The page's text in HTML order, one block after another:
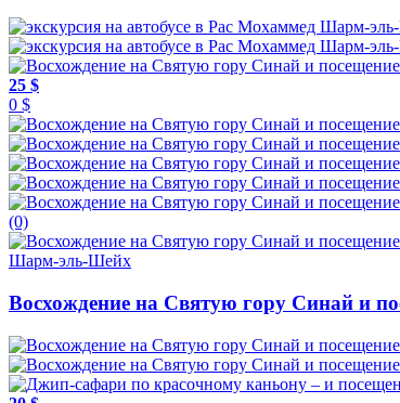
25 $
0 $
(0)
Шарм-эль-Шейх
Восхождение на Святую гору Синай и